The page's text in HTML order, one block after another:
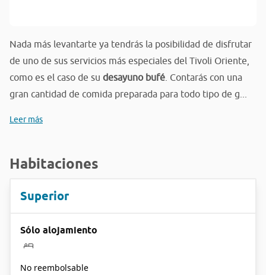
Nada más levantarte ya tendrás la posibilidad de disfrutar
de uno de sus servicios más especiales del Tivoli Oriente,
como es el caso de su desayuno bufé . Contarás con una
gran cantidad de comida preparada para todo tipo de g...
Leer más
Habitaciones
Superior
Sólo alojamiento
No reembolsable